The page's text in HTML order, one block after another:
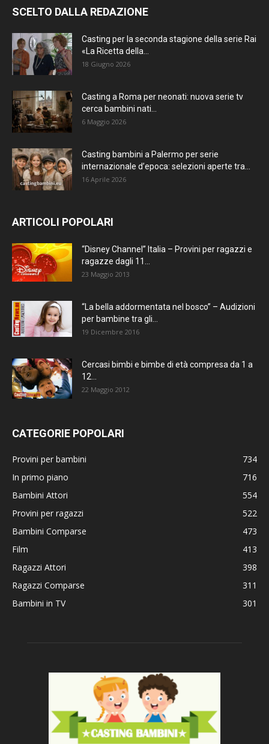
SCELTO DALLA REDAZIONE
Casting per la seconda stagione della serie Rai
«La Ricetta della...
18 Giugno 2026
Casting a Roma per neonati: nuova serie tv
cerca bambini nati...
6 Maggio 2026
Casting bambini a Palermo per serie
internazionale d’epoca: selezioni aperte tra...
16 Aprile 2026
ARTICOLI POPOLARI
“Disney Channel” Italia – Provini per ragazzi e
ragazze dagli 11...
23 Maggio 2013
“La bella addormentata nel bosco” – Audizioni
per bambine tra gli...
19 Dicembre 2016
Cercasi bimbi e bimbe di età compresa da 1 a
12...
22 Maggio 2012
CATEGORIE POPOLARI
Provini per bambini
734
In primo piano
716
Bambini Attori
554
Provini per ragazzi
522
Bambini Comparse
473
Film
413
Ragazzi Attori
398
Ragazzi Comparse
311
Bambini in TV
301